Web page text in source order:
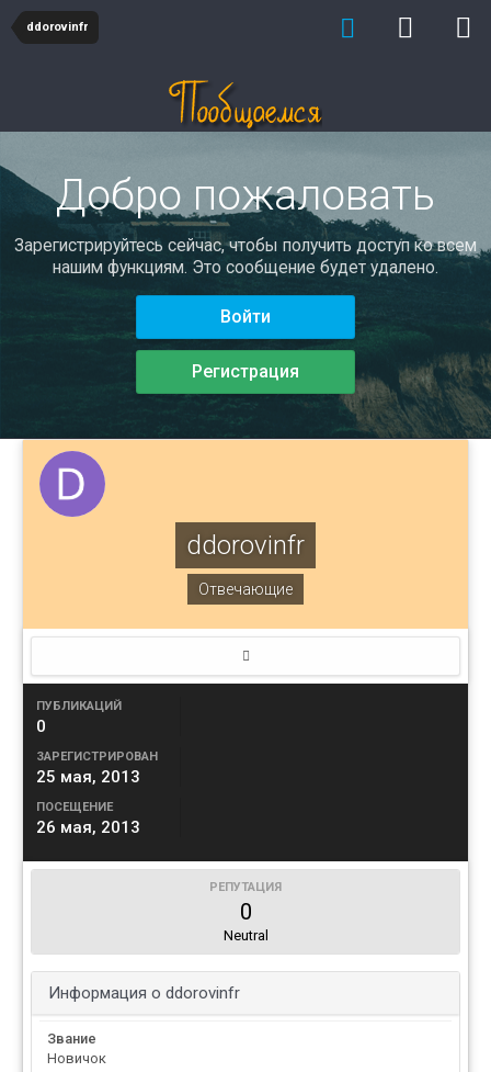
ddorovinfr
Добро пожаловать
Зарегистрируйтесь сейчас, чтобы получить доступ ко всем
нашим функциям. Это сообщение будет удалено.
Войти
Регистрация
ddorovinfr
Отвечающие
ПУБЛИКАЦИЙ
0
ЗАРЕГИСТРИРОВАН
25 мая, 2013
ПОСЕЩЕНИЕ
26 мая, 2013
РЕПУТАЦИЯ
0
Neutral
Информация о ddorovinfr
Звание
Новичок